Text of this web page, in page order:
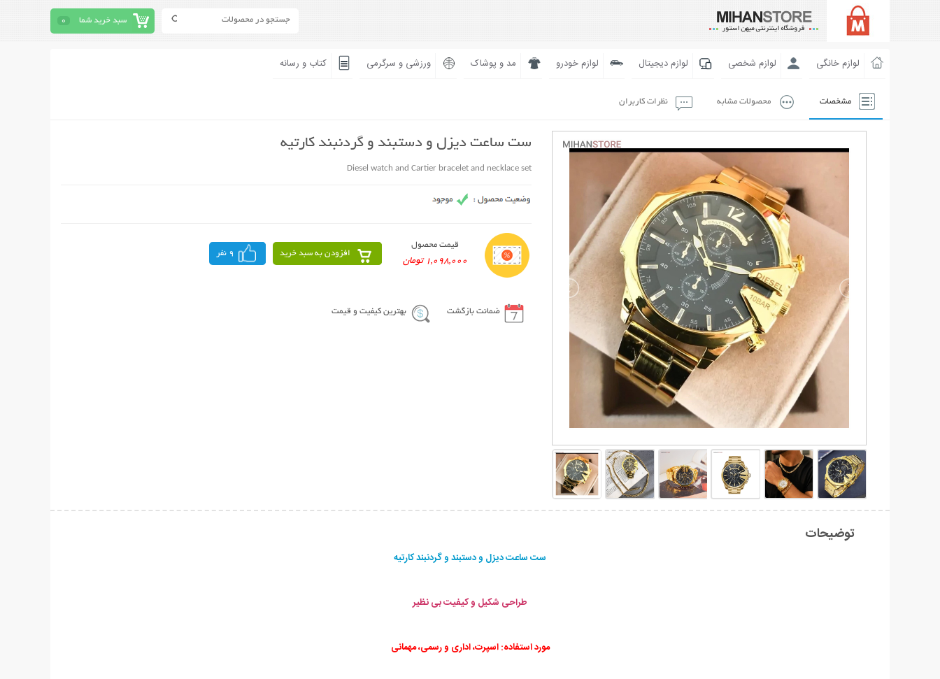
سبد خرید شما 0
لوازم خانگی لوازم شخصی لوازم دیجیتال لوازم خودرو مد و پوشاک ورزشی و سرگرمی کتاب و رسانه
مشخصات محصولات مشابه نظرات کاربران
ست ساعت دیزل و دستبند و گردنبند کارتیه
Diesel watch and Cartier bracelet and necklace set
قیمت محصول
1,098,000 تومان
افزودن به سبد خرید 9 نفر
ضمانت بازگشت بهترین کیفیت و قیمت
توضیحات
ست ساعت دیزل و دستبند و گردنبند کارتیه
طراحی شکیل و کیفیت بی نظیر
مورد استفاده: اسپرت، اداری و رسمی، مهمانی